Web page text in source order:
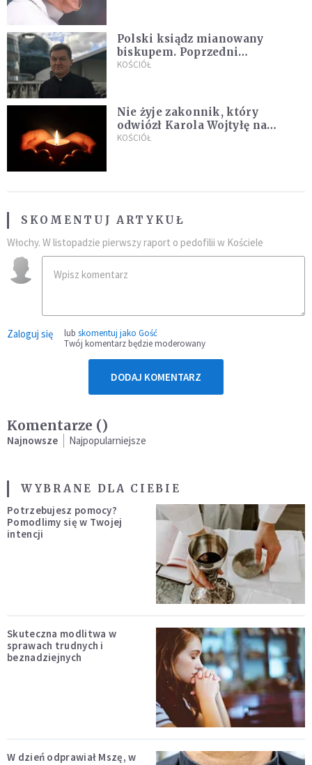
Polski ksiądz mianowany
biskupem. Poprzedni
ordynariusz zrezygnował
KOŚCIÓŁ
Nie żyje zakonnik, który
odwiózł Karola Wojtyłę na
konklawe. Jan Paweł II nazywał
KOŚCIÓŁ
SKOMENTUJ ARTYKUŁ
Włochy. W listopadzie pierwszy raport o pedofilii w Kościele
Zaloguj się lub skomentuj jako Gość
Twój komentarz będzie moderowany
DODAJ KOMENTARZ
Komentarze ()
Najnowsze Najpopularniejsze
WYBRANE DLA CIEBIE
Potrzebujesz pomocy?
Pomodlimy się w Twojej
intencji
Skuteczna modlitwa w
sprawach trudnych i
beznadziejnych
W dzień odprawiał Mszę, w